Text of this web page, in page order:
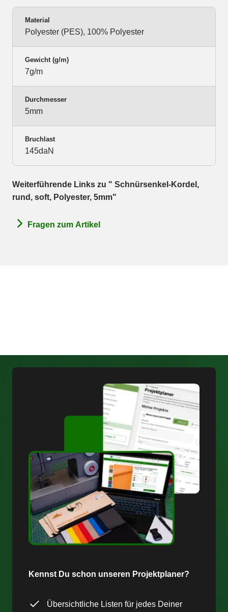
Material
Polyester (PES), 100% Polyester
Gewicht (g/m)
7g/m
Durchmesser
5mm
Bruchlast
145daN
Weiterführende Links zu " Schnürsenkel-Kordel,
rund, soft, Polyester, 5mm"
Fragen zum Artikel
Kennst Du schon unseren Projektplaner?
Übersichtliche Listen für jedes Deiner